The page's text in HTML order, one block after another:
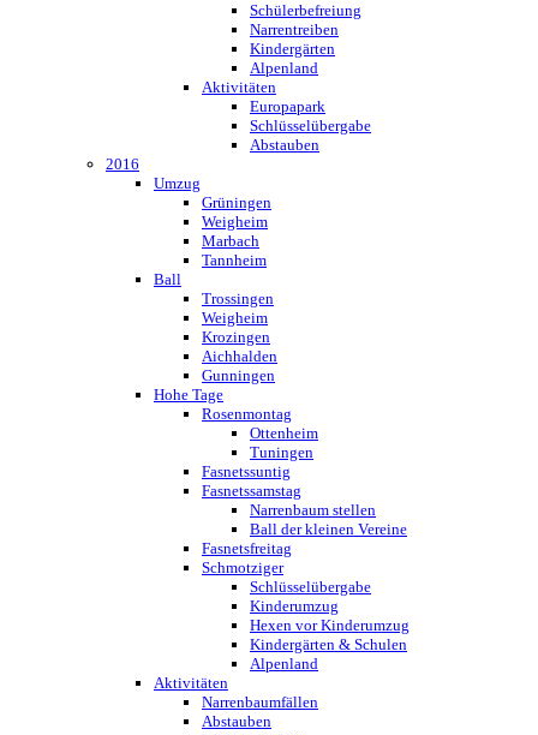
Schülerbefreiung
Narrentreiben
Kindergärten
Alpenland
Aktivitäten
Europapark
Schlüsselübergabe
Abstauben
2016
Umzug
Grüningen
Weigheim
Marbach
Tannheim
Ball
Trossingen
Weigheim
Krozingen
Aichhalden
Gunningen
Hohe Tage
Rosenmontag
Ottenheim
Tuningen
Fasnetssuntig
Fasnetssamstag
Narrenbaum stellen
Ball der kleinen Vereine
Fasnetsfreitag
Schmotziger
Schlüsselübergabe
Kinderumzug
Hexen vor Kinderumzug
Kindergärten & Schulen
Alpenland
Aktivitäten
Narrenbaumfällen
Abstauben